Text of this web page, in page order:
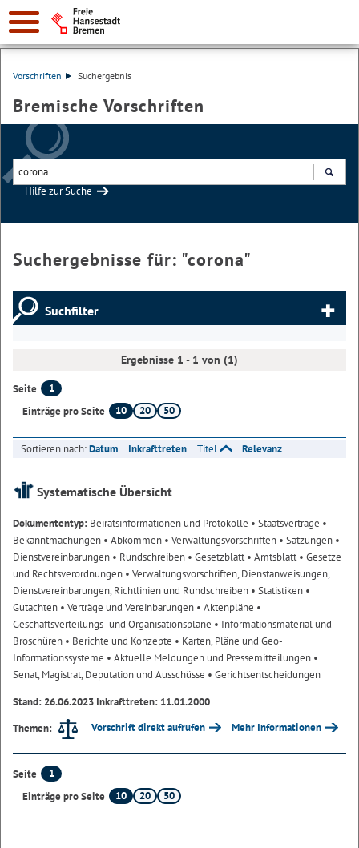
Vorschriften Suchergebnis
Bremische Vorschriften
Hilfe zur Suche
Suchergebnisse für: "corona"
Suchfilter
Ergebnisse 1 - 1 von (1)
Seite
1
Einträge pro Seite
10 20 50
Sortieren nach:Datum Inkrafttreten Titel Relevanz
Systematische Übersicht
Dokumententyp: Beiratsinformationen und Protokolle • Staatsverträge •
Bekanntmachungen • Abkommen • Verwaltungsvorschriften • Satzungen •
Dienstvereinbarungen • Rundschreiben • Gesetzblatt• Amtsblatt• Gesetze
und Rechtsverordnungen • Verwaltungsvorschriften, Dienstanweisungen,
Dienstvereinbarungen, Richtlinien und Rundschreiben • Statistiken •
Gutachten • Verträge und Vereinbarungen • Aktenpläne •
Geschäftsverteilungs- und Organisationspläne • Informationsmaterial und
Broschüren • Berichte und Konzepte • Karten, Pläne und Geo-
Informationssysteme • Aktuelle Meldungen und Pressemitteilungen •
Senat, Magistrat, Deputation und Ausschüsse • Gerichtsentscheidungen
Stand: 26.06.2023 Inkrafttreten: 11.01.2000
Themen:
Vorschrift direkt aufrufen Mehr Informationen
Seite
1
Einträge pro Seite
10 20 50